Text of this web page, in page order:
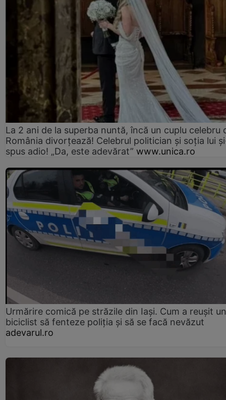
La 2 ani de la superba nuntă, încă un cuplu celebru
România divorțează! Celebrul politician și soția lui
spus adio! „Da, este adevărat” www.unica.ro
Urmărire comică pe străzile din Iași. Cum a reușit un
biciclist să fenteze poliția și să se facă nevăzut
adevarul.ro